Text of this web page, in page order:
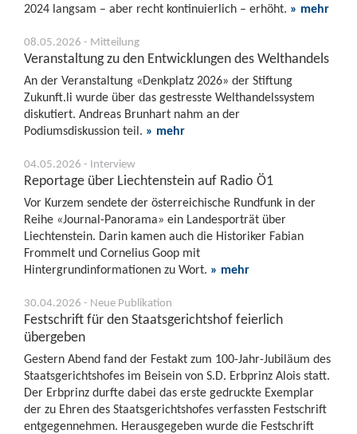
2024 langsam – aber recht kontinuierlich – erhöht. » mehr
08.05.2026 - Mitteilung
Veranstaltung zu den Entwicklungen des Welthandels
An der Veranstaltung «Denkplatz 2026» der Stiftung
Zukunft.li wurde über das gestresste Welthandelssystem
diskutiert. Andreas Brunhart nahm an der
Podiumsdiskussion teil. » mehr
04.05.2026 - Interview
Reportage über Liechtenstein auf Radio Ö1
Vor Kurzem sendete der österreichische Rundfunk in der
Reihe «Journal-Panorama» ein Landesporträt über
Liechtenstein. Darin kamen auch die Historiker Fabian
Frommelt und Cornelius Goop mit
Hintergrundinformationen zu Wort. » mehr
30.04.2026 - Neue Publikation
Festschrift für den Staatsgerichtshof feierlich
übergeben
Gestern Abend fand der Festakt zum 100-Jahr-Jubiläum des
Staatsgerichtshofes im Beisein von S.D. Erbprinz Alois statt.
Der Erbprinz durfte dabei das erste gedruckte Exemplar
der zu Ehren des Staatsgerichtshofes verfassten Festschrift
entgegennehmen. Herausgegeben wurde die Festschrift